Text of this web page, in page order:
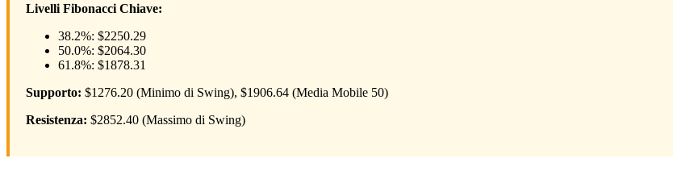
Livelli Fibonacci Chiave:
38.2%: $2250.29
50.0%: $2064.30
61.8%: $1878.31
Supporto: $1276.20 (Minimo di Swing), $1906.64 (Media Mobile 50)
Resistenza: $2852.40 (Massimo di Swing)